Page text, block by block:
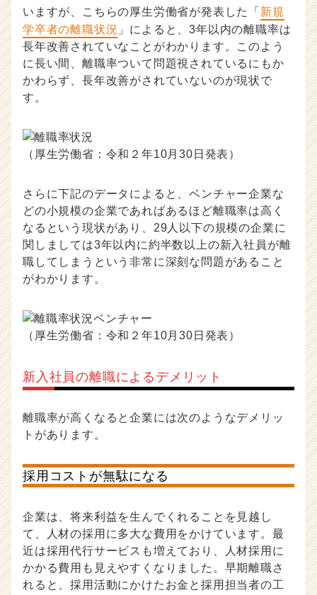
が
届
く
就
活
サ
キ
リ
（C
h
e
e
e
いますが、こちらの厚生労働省が発表した「 新規
学卒者の離職状況 」によると、3年以内の離職率は
長年改善されていなことがわかります。このよう
に長い間、離職率ついて問題視されているにもか
かわらず、長年改善がされていないのが現状で
す。
（厚生労働省：令和２年10月30日発表）
さらに下記のデータによると、ベンチャー企業な
どの小規模の企業であればあるほど離職率は高く
なるという現状があり、29人以下の規模の企業に
関しましては3年以内に約半数以上の新入社員が離
職してしまうという非常に深刻な問題があること
がわかります。
（厚生労働省：令和２年10月30日発表）
新入社員の離職によるデメリット
離職率が高くなると企業には次のようなデメリッ
トがあります。
採用コストが無駄になる
企業は、将来利益を生んでくれることを見越し
て、人材の採用に多大な費用をかけています。最
近は採用代行サービスも増えており、人材採用に
かかる費用も見えやすくなりました。早期離職さ
れると、採用活動にかけたお金と採用担当者の工